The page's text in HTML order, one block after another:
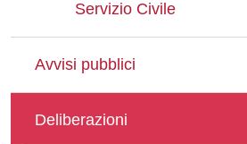
Servizio Civile
Avvisi pubblici
Deliberazioni